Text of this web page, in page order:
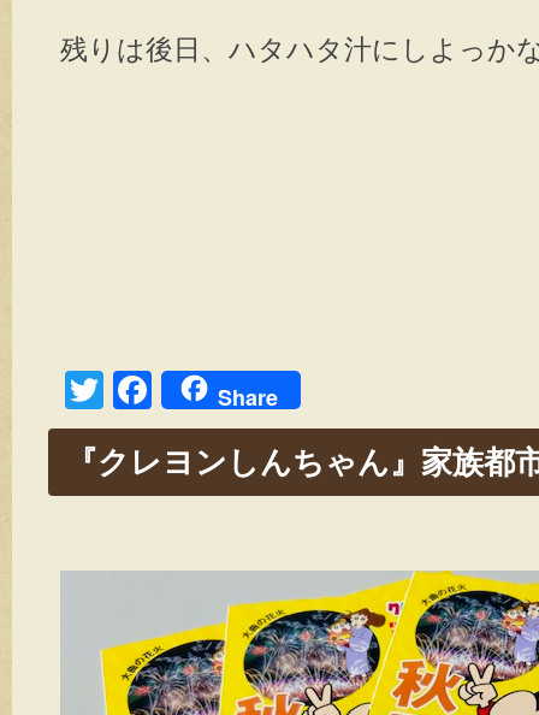
残りは後日、ハタハタ汁にしよっか
T
wi
tt
er
F
a
c
e
o
o
k
Share
『クレヨンしんちゃん』家族都